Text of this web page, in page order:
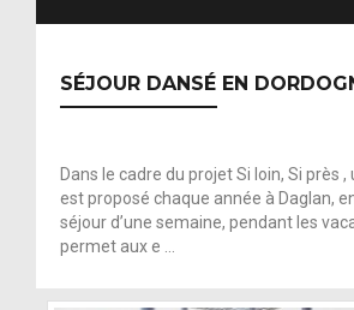
SÉJOUR DANSÉ EN
Dans le cadre du projet Si loin, Si près
est proposé chaque année à Daglan,
séjour d’une semaine, pendant les
permet aux e …